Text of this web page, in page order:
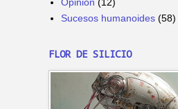
Opinión (12)
Sucesos humanoides (58)
FLOR DE SILICIO